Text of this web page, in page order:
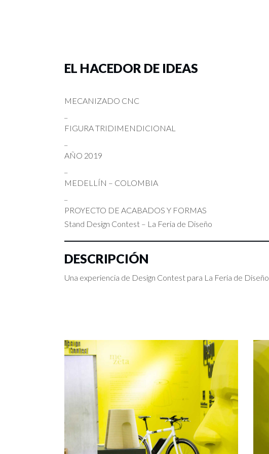
EL HACEDOR DE IDEAS
MECANIZADO CNC
FIGURA TRIDIMENDICIONAL
AÑO 2019
MEDELLÍN – COLOMBIA
PROYECTO DE ACABADOS Y FORMAS
Stand Design Contest – La Feria de Diseño
DESCRIPCIÓN
Una experiencia de Design Contest para La Feria de Diseño